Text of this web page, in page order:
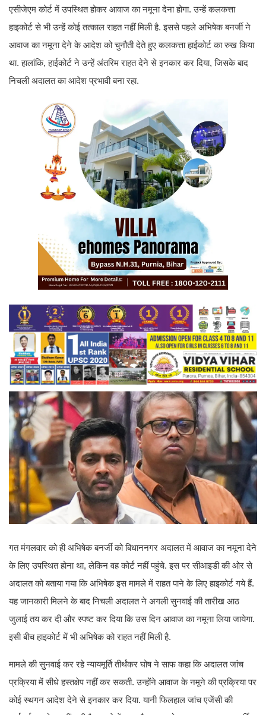
एसीजेएम कोर्ट में उपस्थित होकर आवाज का नमूना देना होगा. उन्हें कलकत्ता
हाइकोर्ट से भी उन्हें कोई तत्काल राहत नहीं मिली है. इससे पहले अभिषेक बनर्जी ने
आवाज का नमूना देने के आदेश को चुनौती देते हुए कलकत्ता हाईकोर्ट का रुख किया
था. हालांकि, हाईकोर्ट ने उन्हें अंतरिम राहत देने से इनकार कर दिया, जिसके बाद
निचली अदालत का आदेश प्रभावी बना रहा.
गत मंगलवार को ही अभिषेक बनर्जी को बिधाननगर अदालत में आवाज का नमूना देने
के लिए उपस्थित होना था, लेकिन वह कोर्ट नहीं पहुंचे. इस पर सीआइडी की ओर से
अदालत को बताया गया कि अभिषेक इस मामले में राहत पाने के लिए हाइकोर्ट गये हैं.
यह जानकारी मिलने के बाद निचली अदालत ने अगली सुनवाई की तारीख आठ
जुलाई तय कर दी और स्पष्ट कर दिया कि उस दिन आवाज का नमूना लिया जायेगा.
इसी बीच हाइकोर्ट में भी अभिषेक को राहत नहीं मिली है.
मामले की सुनवाई कर रहे न्यायमूर्ति तीर्थंकर घोष ने साफ कहा कि अदालत जांच
प्रक्रिया में सीधे हस्तक्षेप नहीं कर सकती. उन्होंने आवाज के नमूने की प्रक्रिया पर
कोई स्थगन आदेश देने से इनकार कर दिया. यानी फिलहाल जांच एजेंसी की